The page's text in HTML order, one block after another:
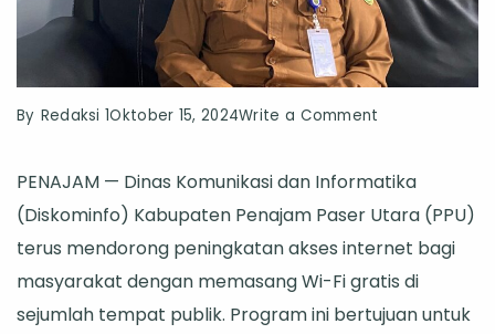
By Redaksi 1Oktober 15, 2024Write a Comment
PPU
Pasang
Wi-
Fi
Gratis
PENAJAM — Dinas Komunikasi dan Informatika
(Diskominfo) Kabupaten Penajam Paser Utara (PPU)
terus mendorong peningkatan akses internet bagi
masyarakat dengan memasang Wi-Fi gratis di
sejumlah tempat publik. Program ini bertujuan untuk